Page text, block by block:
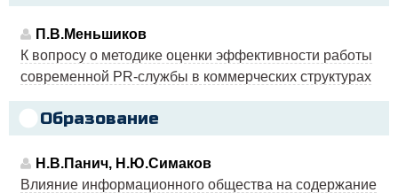
П.В.Меньшиков
К вопросу о методике оценки эффективности работы
современной PR-службы в коммерческих структурах
Образование
Н.В.Панич, Н.Ю.Симаков
Влияние информационного общества на содержание